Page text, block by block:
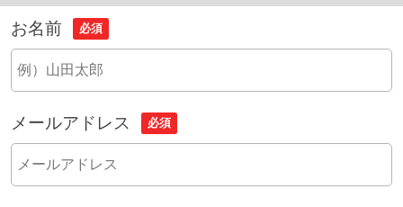
お名前 必須
メールアドレス 必須